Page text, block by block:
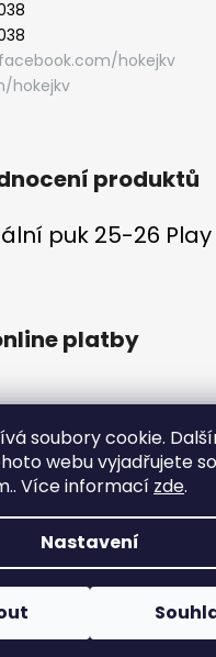
soubory cookie.
webu vyjadřujete
Více informací zde.
Nastavení
oficiálním e-shopu HC
hokejkv
hokejkv
produktů
produktu je 5 z 5
platby
Vstupenky Fanklub Aplikace
#VeVaru shop.